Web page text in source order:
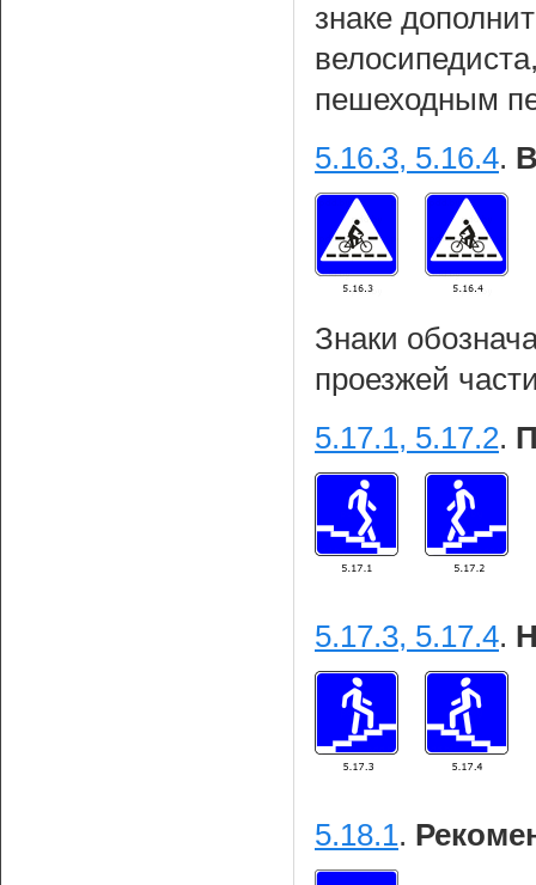
знаке
пешеходным
5.16.3, 5.16.4.
Знаки
проезжей
5.17.1, 5.17.2.
5.17.3, 5.17.4.
5.18.1.